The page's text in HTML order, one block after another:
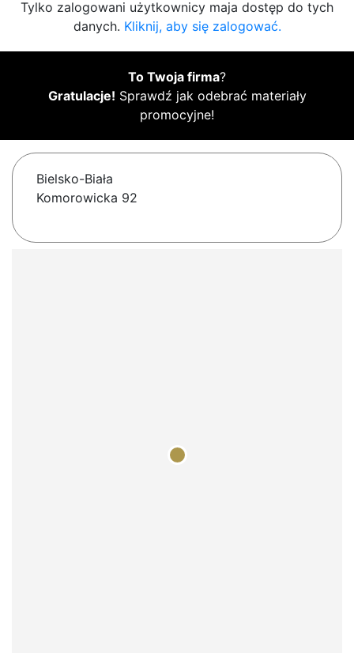
Tylko zalogowani użytkownicy maja dostęp do tych
danych. Kliknij, aby się zalogować.
To Twoja firma?
Gratulacje! Sprawdź jak odebrać materiały
promocyjne!
Bielsko-Biała
Komorowicka 92